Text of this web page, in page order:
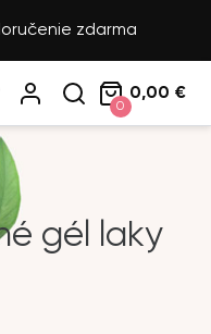
zdarma
0
0,00 €
gél laky